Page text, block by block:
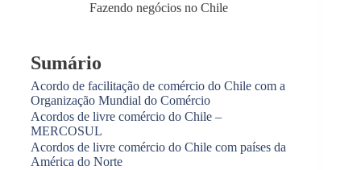
Fazendo negócios no Chile
Sumário
Acordo de facilitação de comércio do Chile com a
Organização Mundial do Comércio
Acordos de livre comércio do Chile –
MERCOSUL
Acordos de livre comércio do Chile com países da
América do Norte